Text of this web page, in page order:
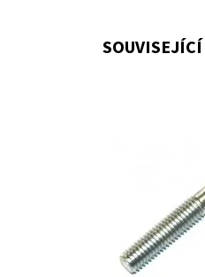
Na
Fence